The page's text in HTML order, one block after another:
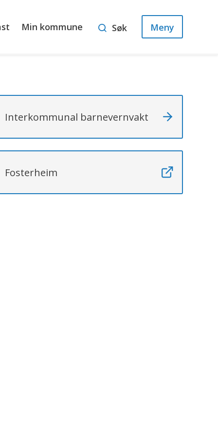
Min kommune Søk Meny
Interkommunal barnevernvakt
Fosterheim